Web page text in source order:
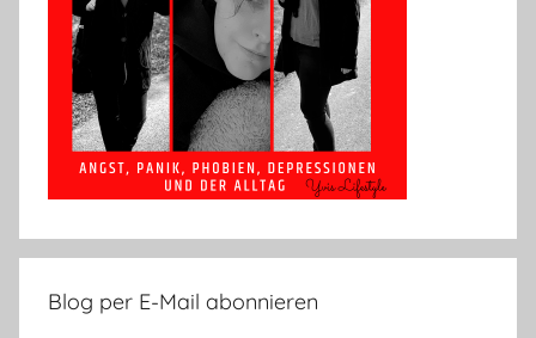
Blog per E-Mail abonnieren